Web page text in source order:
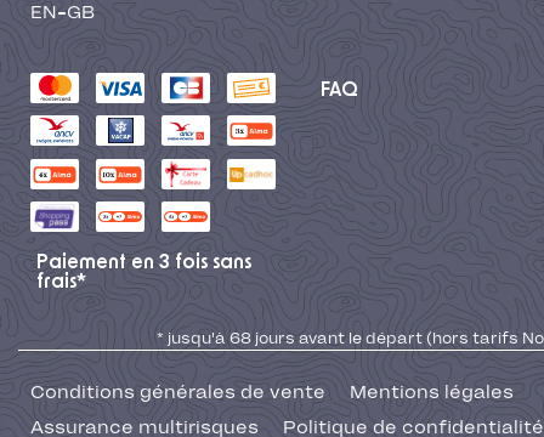
EN-GB
FAQ
Paiement en 3 fois sans
frais*
* jusqu'à 68 jours avant le départ (hors tarifs No
Conditions générales de vente
Mentions légales
Assurance multirisques
Politique de confidentialité